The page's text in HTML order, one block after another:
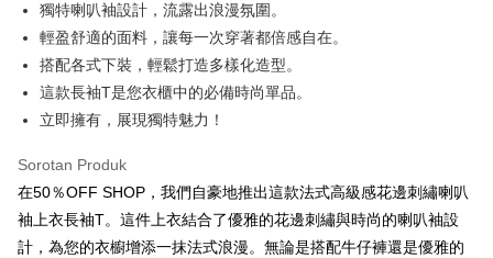
JKOPAY
Easy Wallet
Google Pay
AFTEE
Deskripsi
Pertama, Mengenai Perkhidmatan AFTEE Beli Sekarang Bayar Kemudian
1. Dengan memilih AFTEE sebagai kaedah pembayaran, mesej
Pemindahan ATM
獨特喇叭袖設計，流露出浪漫氛圍。
輕盈舒適的面料，讓每一次穿著都倍感自在。
搭配各式下裝，輕鬆打造多樣化造型。
這款長袖T是您衣櫃中的必備時尚單品。
立即擁有，展現獨特魅力！
Sorotan Produk
在50％OFF SHOP，我們自豪地推出這款法式高級感花邊刺繡喇叭
袖上衣長袖T。這件上衣結合了優雅的花邊刺繡與時尚的喇叭袖設
計，為您的衣櫥增添一抹法式浪漫。無論是搭配牛仔褲還是優雅的